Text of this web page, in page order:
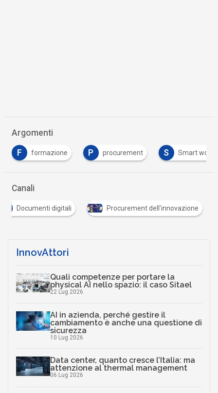
Argomenti
P procurement S Smart working T
Canali
Documenti digitali Procurement dell'innovazione
InnovAttori
Quali competenze per portare la
physical AI nello spazio: il caso Sitael
22 Lug 2026
AI in azienda, perché gestire il
cambiamento è anche una questione di
sicurezza
10 Lug 2026
Data center, quanto cresce l’Italia: ma
attenzione al thermal management
06 Lug 2026